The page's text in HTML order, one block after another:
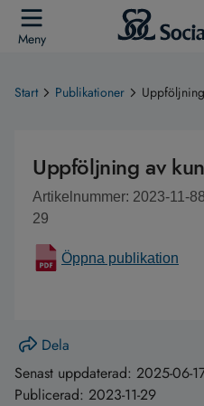
Meny
Start Publikationer
Uppföljning av
Artikelnummer: 2023-11-
29
Öppna publikation
Dela
Senast uppdaterad: 2025-06-
Publicerad: 2023-11-29